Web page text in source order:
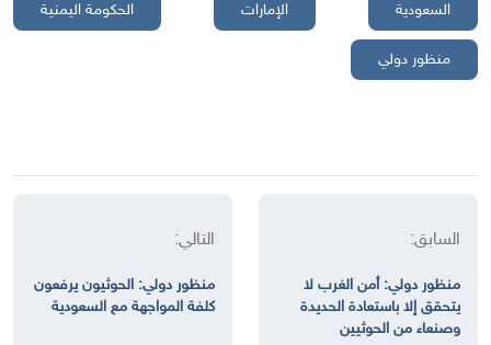
السعودية الإمارات الحكومة اليمنية
منظور دولي
السابق:
منظور دولي: أمن الغرب لا
يتحقق إلا باستعادة الحديدة
وصنعاء من الحوثيين
التالي:
منظور دولي: الحوثيون يرفعون
كلفة المواجهة مع السعودية